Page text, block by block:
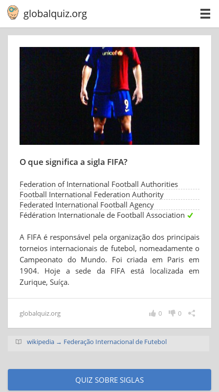
globalquiz.org
O que significa a sigla FIFA?
Federation of International Football Authorities
Football International Federation Authority
Federated International Football Agency
Fédération Internationale de Football Association
A FIFA é responsável pela organização dos principais
torneios internacionais de futebol, nomeadamente o
Campeonato do Mundo. Foi criada em Paris em
1904. Hoje a sede da FIFA está localizada em
Zurique, Suíça.
globalquiz.org 0
0
wikipedia → Federação Internacional de Futebol
QUIZ SOBRE SIGLAS